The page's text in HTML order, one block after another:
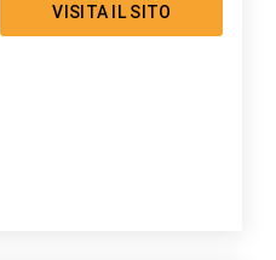
VISITA IL SITO